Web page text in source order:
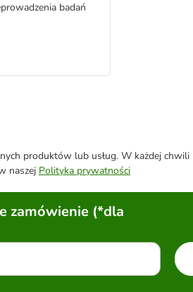
badań
produktów lub usług. W każdej chwili
naszej Polityka prywatności
zamówienie (*dla